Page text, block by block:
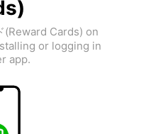
(Reward Cards) on
or logging in
app.